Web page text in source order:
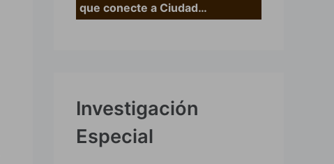
que conecte a Ciudad…
Investigación
Especial